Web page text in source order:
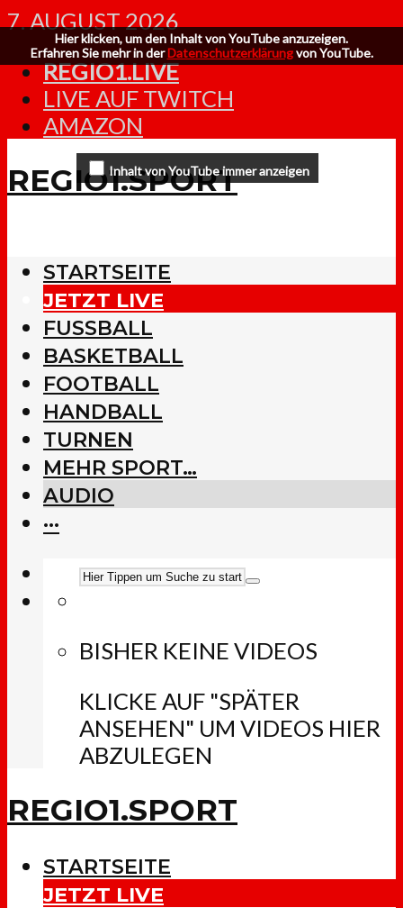
7. AUGUST 2026
REGIO1.LIVE
LIVE AUF TWITCH
AMAZON
REGIO1.SPORT
STARTSEITE
JETZT LIVE
FUSSBALL
BASKETBALL
FOOTBALL
HANDBALL
TURNEN
MEHR SPORT…
AUDIO
···
BISHER KEINE VIDEOS
KLICKE AUF "SPÄTER
ANSEHEN" UM VIDEOS HIER
ABZULEGEN
REGIO1.SPORT
STARTSEITE
JETZT LIVE
Hier klicken, um den Inhalt von YouTube anzuzeigen.
Erfahren Sie mehr in derDatenschutzerklärungvon YouTube.
Inhalt von YouTube immer anzeigen